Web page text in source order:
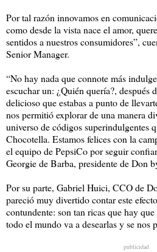
Por tal razón innovamos en
como desde la vista nace el amor,
sentidos a nuestros consumidores”,
Senior Manager.
“No hay nada que connote más
escuchar un: ¿Quién quería?, después
delicioso que estabas a punto de
nos permitió explorar de una manera
universo de códigos superindulgentes
Chocotella. Estamos felices con la
el equipo de PepsiCo por seguir
Georgie de Barba, presidente de Don
Por su parte, Gabriel Huici, CCO de
pareció muy divertido contar este
contundente: son tan ricas que hay
todo el mundo va a desearlas y se nos
publicidad